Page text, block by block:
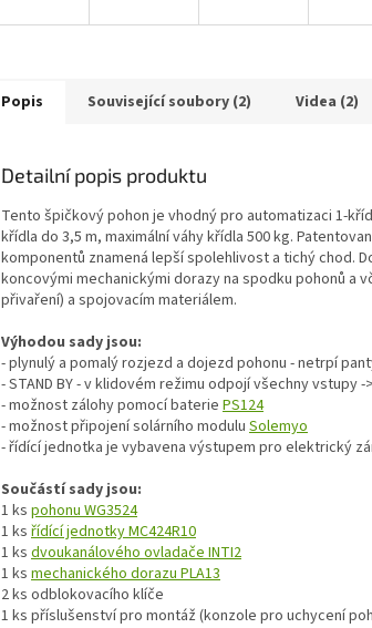
Popis Související soubory (2) Videa (2)
Detailní popis produktu
Tento špičkový pohon je vhodný pro automatizaci 1-
křídla do 3,5 m, maximální váhy křídla 500 kg.
komponentů znamená lepší spolehlivost a tichý chod.
koncovými mechanickými dorazy na spodku pohonů a
přivaření) a spojovacím materiálem.
Výhodou sady jsou:
- plynulý a pomalý rozjezd a dojezd pohonu - netrpí
- STAND BY - v klidovém režimu odpojí všechny vstupy
- možnost zálohy pomocí baterie PS124
- možnost připojení solárního modulu Solemyo
- řídící jednotka je vybavena výstupem pro elektrický
Součástí sady jsou:
1 ks pohonu WG3524
1 ks řídící jednotky MC424R10
1 ks dvoukanálového ovladače INTI2
1 ks mechanického dorazu PLA13
2 ks odblokovacího klíče
1 ks příslušenství pro montáž (konzole pro uchycení